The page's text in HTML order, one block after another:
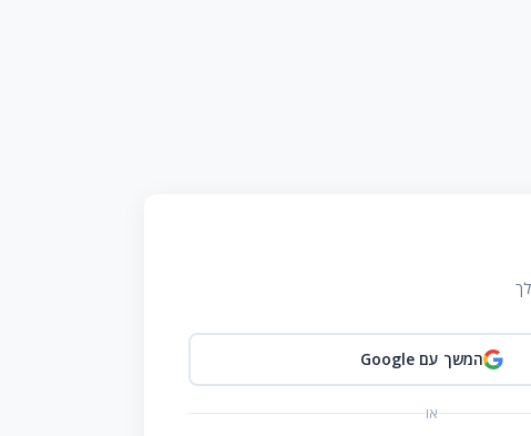
המשך עם Google
או